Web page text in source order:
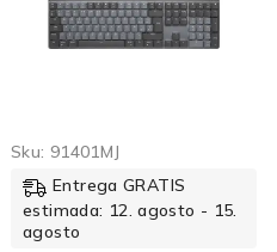
Sku: 91401MJ
Entrega GRATIS
estimada: 12. agosto - 15.
agosto